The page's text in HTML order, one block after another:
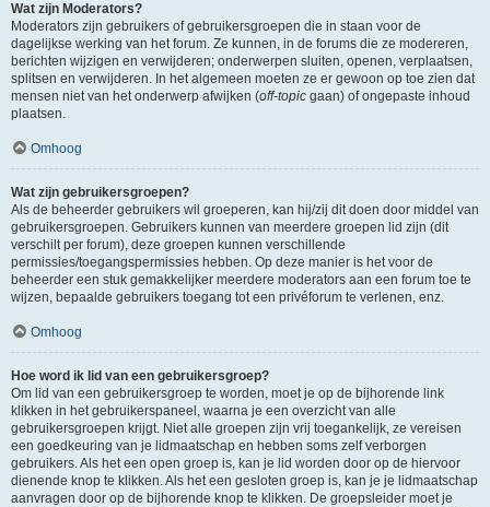
Wat zijn Moderators?
Moderators zijn gebruikers of gebruikersgroepen die in staan voor de
dagelijkse werking van het forum. Ze kunnen, in de forums die ze modereren,
berichten wijzigen en verwijderen; onderwerpen sluiten, openen, verplaatsen,
splitsen en verwijderen. In het algemeen moeten ze er gewoon op toe zien dat
mensen niet van het onderwerp afwijken (off-topic gaan) of ongepaste inhoud
plaatsen.
Omhoog
Wat zijn gebruikersgroepen?
Als de beheerder gebruikers wil groeperen, kan hij/zij dit doen door middel van
gebruikersgroepen. Gebruikers kunnen van meerdere groepen lid zijn (dit
verschilt per forum), deze groepen kunnen verschillende
permissies/toegangspermissies hebben. Op deze manier is het voor de
beheerder een stuk gemakkelijker meerdere moderators aan een forum toe te
wijzen, bepaalde gebruikers toegang tot een privéforum te verlenen, enz.
Omhoog
Hoe word ik lid van een gebruikersgroep?
Om lid van een gebruikersgroep te worden, moet je op de bijhorende link
klikken in het gebruikerspaneel, waarna je een overzicht van alle
gebruikersgroepen krijgt. Niet alle groepen zijn vrij toegankelijk, ze vereisen
een goedkeuring van je lidmaatschap en hebben soms zelf verborgen
gebruikers. Als het een open groep is, kan je lid worden door op de hiervoor
dienende knop te klikken. Als het een gesloten groep is, kan je je lidmaatschap
aanvragen door op de bijhorende knop te klikken. De groepsleider moet je